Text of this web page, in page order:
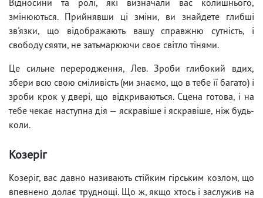
змінюються. Прийнявши ці зміни, ви знайдете глибші
зв'язки, що відображають вашу справжню сутність, і
свободу сяяти, не затьмарюючи своє світло тінями.
Це сильне переродження, Лев. Зроби глибокий вдих,
збери всю свою сміливість (ми знаємо, що в тебе її багато) і
зроби крок у двері, що відкриваються. Сцена готова, і на
тебе чекає наступна дія — яскравіше і яскравіше, ніж будь-
коли.
Козеріг
Козеріг, вас давно називають стійким гірським козлом, що
впевнено долає труднощі. Що ж, якщо хтось і заслужив на